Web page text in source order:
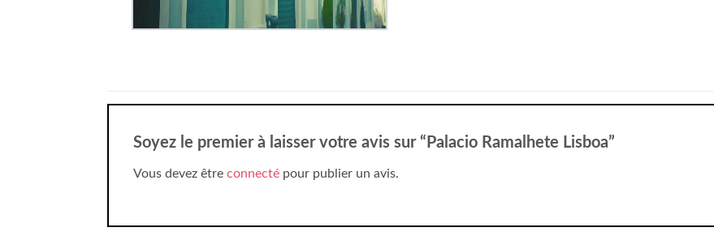
Soyez le premier à laisser votre avis sur “Palacio Ramalhete Lisboa”
Vous devez être connecté pour publier un avis.